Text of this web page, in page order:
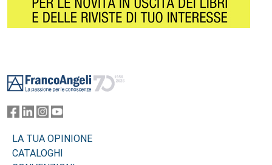
LA TUA OPINIONE
CATALOGHI